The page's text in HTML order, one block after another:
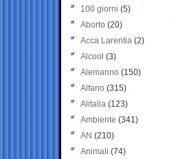
100 giorni (5)
Aborto (20)
Acca Larentia (2)
Alcool (3)
Alemanno (150)
Alfano (315)
Alitalia (123)
Ambiente (341)
AN (210)
Animali (74)